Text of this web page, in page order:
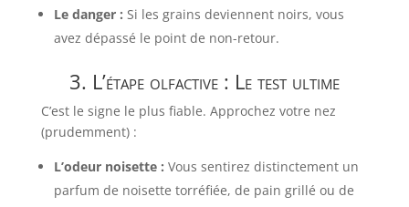
Le danger : Si les grains deviennent noirs, vous
avez dépassé le point de non-retour.
3. L’étape olfactive : Le test ultime
C’est le signe le plus fiable. Approchez votre nez
(prudemment) :
L’odeur noisette : Vous sentirez distinctement un
parfum de noisette torréfiée, de pain grillé ou de